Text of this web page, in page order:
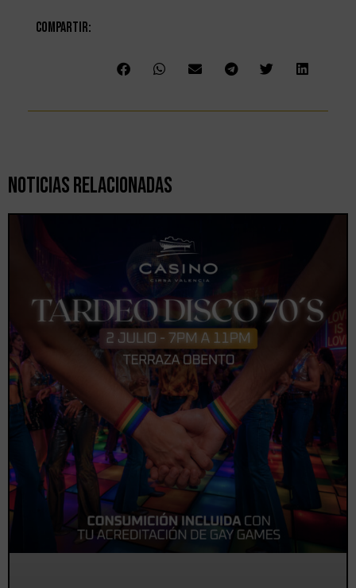
Compartir:
Noticias Relacionadas